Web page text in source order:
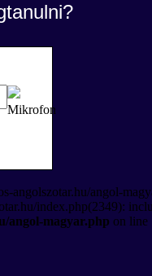
angol-
index.php(2349):
angol-magyar.php on line